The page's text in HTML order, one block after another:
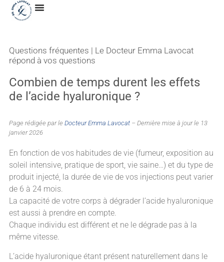
Questions fréquentes | Le Docteur Emma Lavocat
répond à vos questions
Combien de temps durent les effets
de l’acide hyaluronique ?
Page rédigée par le Docteur Emma Lavocat– Dernière mise à jour le 13
janvier 2026
En fonction de vos habitudes de vie (fumeur, exposition au
soleil intensive, pratique de sport, vie saine…) et du type de
produit injecté, la durée de vie de vos injections peut varier
de 6 à 24 mois.
La capacité de votre corps à dégrader l’acide hyaluronique
est aussi à prendre en compte.
Chaque individu est différent et ne le dégrade pas à la
même vitesse.
L’acide hyaluronique étant présent naturellement dans le